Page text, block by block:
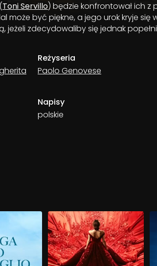
Toni Servillo) będzie konfrontował ich z
może być piękne, a jego urok kryje się
jeżeli zdecydowaliby się jednak
Reżyseria
Paolo Genovese
Napisy
polskie